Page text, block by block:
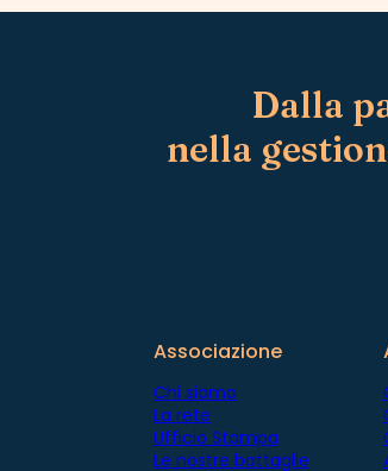
Dalla
nella
Associazione
Chi siamo
La rete
Ufficio Stampa
Le nostre battaglie